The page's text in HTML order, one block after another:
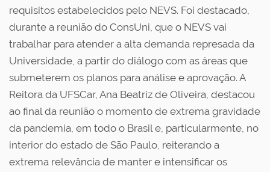
requisitos estabelecidos pelo NEVS. Foi destacado,
durante a reunião do ConsUni, que o NEVS vai
trabalhar para atender a alta demanda represada da
Universidade, a partir do diálogo com as áreas que
submeterem os planos para análise e aprovação. A
Reitora da UFSCar, Ana Beatriz de Oliveira, destacou
ao final da reunião o momento de extrema gravidade
da pandemia, em todo o Brasil e, particularmente, no
interior do estado de São Paulo, reiterando a
extrema relevância de manter e intensificar os